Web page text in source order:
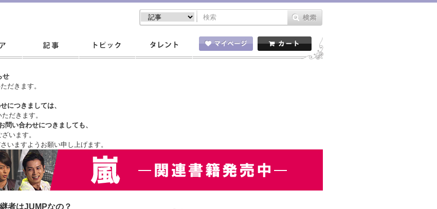
せ
だきます。
につきましては、
だきます。
問い合わせにつきましても、
います。
いますようお願い申し上げます。
者はJUMPなの？